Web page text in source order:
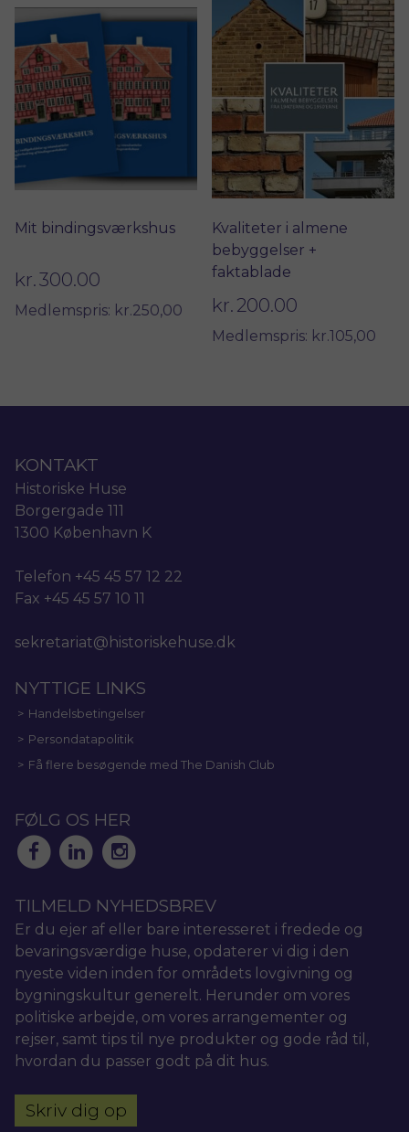
Mit bindingsværkshus
kr.300.00
Medlemspris: kr.250,00
Kvaliteter i almene
bebyggelser +
faktablade
kr. 200.00
Medlemspris: kr.105,00
KONTAKT
Historiske Huse
Borgergade 111
1300 København K
Telefon +45 45 57 12 22
Fax +45 45 57 10 11
sekretariat@historiskehuse.dk
NYTTIGE LINKS
Handelsbetingelser
Persondatapolitik
Få flere besøgende med The Danish Club
FØLG OS HER
TILMELD NYHEDSBREV
Er du ejer af eller bare interesseret i fredede og
bevaringsværdige huse, opdaterer vi dig i den
nyeste viden inden for områdets lovgivning og
bygningskultur generelt. Herunder om vores
politiske arbejde, om vores arrangementer og
rejser, samt tips til nye produkter og gode råd til,
hvordan du passer godt på dit hus.
Skriv dig op